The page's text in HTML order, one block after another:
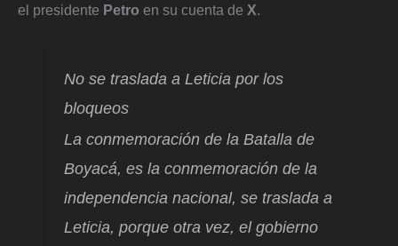
el presidente Petro en su cuenta de X.
No se traslada a Leticia por los
bloqueos
La conmemoración de la Batalla de
Boyacá, es la conmemoración de la
independencia nacional, se traslada a
Leticia, porque otra vez, el gobierno